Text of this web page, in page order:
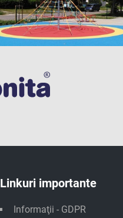
Linkuri importante
Informaţii - GDPR